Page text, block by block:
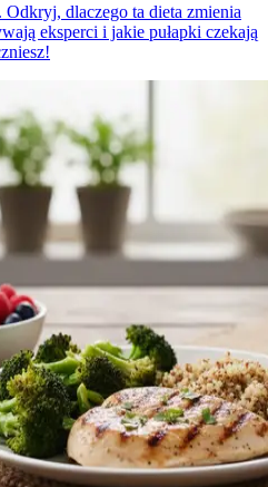
dlaczego ta dieta zmienia
eksperci i jakie pułapki czekają